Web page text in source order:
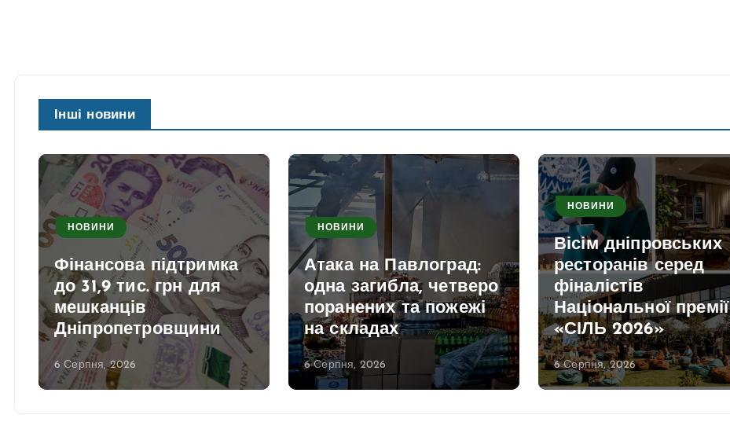
Інші новини
НОВИНИ
Фінансова підтримка
до 31,9 тис. грн для
мешканців
Дніпропетровщини
6 Серпня, 2026
НОВИНИ
Атака на Павлоград:
одна загибла, четверо
поранених та пожежі
на складах
6 Серпня, 2026
НОВИНИ
Вісім дніпровських
ресторанів серед
фіналістів
Національної премії
«СІЛЬ 2026»
6 Серпня, 2026